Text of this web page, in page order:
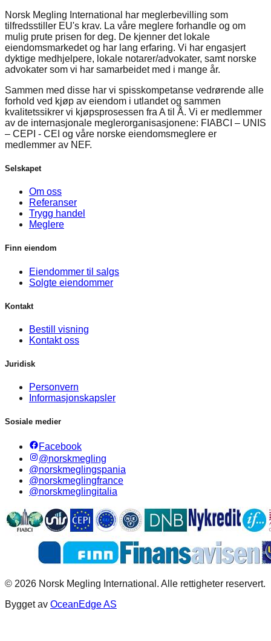
Norsk Megling International har meglerbevilling som
tilfredsstiller EU's krav. La våre meglere forhandle og om
mulig prute prisen for deg. De kjenner det lokale
eiendomsmarkedet og har lang erfaring. Vi har engasjert
dyktige medhjelpere, lokale notarer/advokater, samt norske
advokater som vi har samarbeidet med i mange år.
Sammen med disse har vi spisskompetanse vedrørende alle
forhold ved kjøp av eiendom i utlandet og sammen
kvalitetssikrer vi kjøpsprosessen fra A til Å. Vi er medlemmer
av de internasjonale meglerorganisasjonene: FIABCI – UNIS
– CEPI - CEI og våre norske eiendomsmeglere er
medlemmer av NEF.
Selskapet
Om oss
Referanser
Trygg handel
Meglere
Finn eiendom
Eiendommer til salgs
Solgte eiendommer
Kontakt
Bestill visning
Kontakt oss
Juridisk
Personvern
Informasjonskapsler
Sosiale medier
Facebook
@norskmegling
@norskmeglingspania
@norskmeglingfrance
@norskmeglingitalia
© 2026 Norsk Megling International. Alle rettigheter reservert.
Bygget av OceanEdge AS